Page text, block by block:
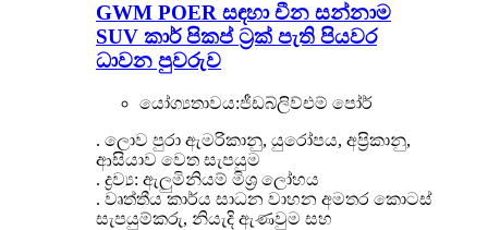
GWM POER සඳහා චීන සන්නාම
SUV කාර් පිකප් ට්‍රක් පැති පියවර
ධාවන පුවරුව
යෝග්‍යතාවය:ජීඩබ්ලිව්එම් පෝර්
. ලොව පුරා ඇමරිකානු, යුරෝපය, අප්‍රිකානු,
ආසියාව වෙත සැපයුම
. ද්‍රව්‍ය: ඇලුමිනියම් මිශ්‍ර ලෝහය
. වෘත්තීය කාර්ය සාධන වාහන අමතර කොටස්
සැපයුම්කරු, නියැදි ඇණවුම සහ